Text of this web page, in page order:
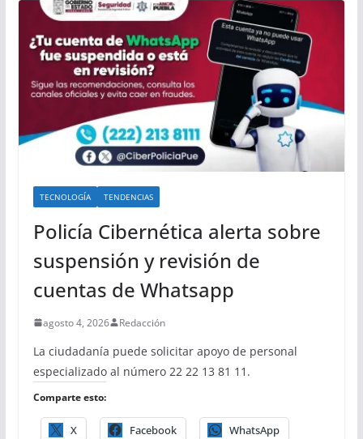
TECNOLOGÍA TENDENCIAS
Policía Cibernética alerta sobre
suspensión y revisión de
cuentas de Whatsapp
agosto 4, 2026 Redacción
La ciudadanía puede solicitar apoyo de personal
especializado al número 22 22 13 81 11.
Comparte esto:
X Facebook WhatsApp